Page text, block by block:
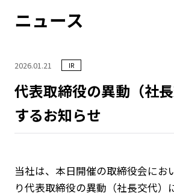
ニュース
2026.01.21 IR
代表取締役の異動（社
するお知らせ
当社は、本日開催の取締役会にお
り代表取締役の異動（社長交代）